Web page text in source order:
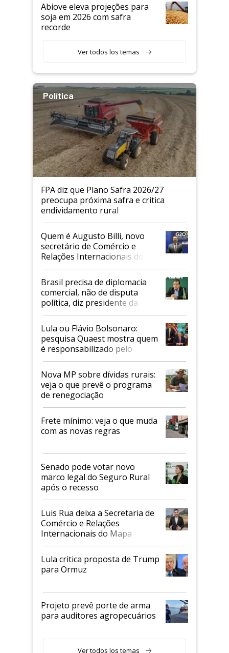
Abiove eleva projeções para
soja em 2026 com safra
recorde
Ver todos los temas
Política
FPA diz que Plano Safra 2026/27
preocupa próxima safra e critica
endividamento rural
Quem é Augusto Billi, novo
secretário de Comércio e
Relações Internacionais do
Mapa
Brasil precisa de diplomacia
comercial, não de disputa
política, diz presidente da
Faesp
Lula ou Flávio Bolsonaro:
pesquisa Quaest mostra quem
é responsabilizado pelo
tarifaço dos EUA
Nova MP sobre dívidas rurais:
veja o que prevê o programa
de renegociação
Frete mínimo: veja o que muda
com as novas regras
Senado pode votar novo
marco legal do Seguro Rural
após o recesso
Luis Rua deixa a Secretaria de
Comércio e Relações
Internacionais do Mapa
Lula critica proposta de Trump
para Ormuz
Projeto prevê porte de arma
para auditores agropecuários
Ver todos los temas